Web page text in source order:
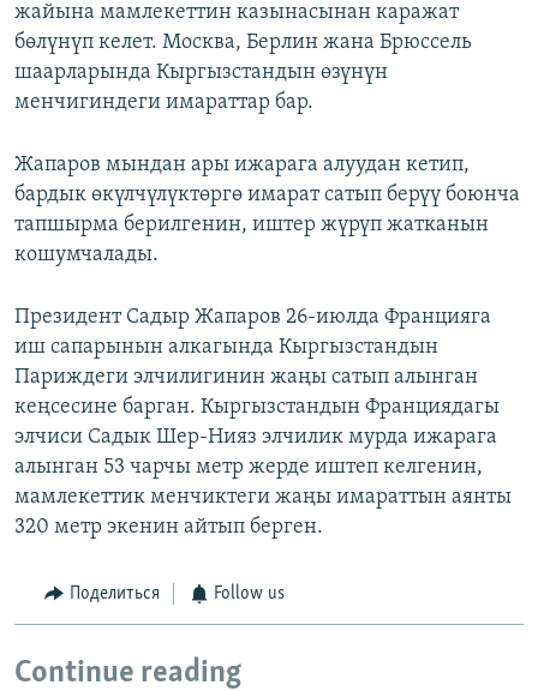
жайына мамлекеттин казынасынан каражат
бөлүнүп келет. Москва, Берлин жана Брюссель
шаарларында Кыргызстандын өзүнүн
менчигиндеги имараттар бар.
Жапаров мындан ары ижарага алуудан кетип,
бардык өкүлчүлүктөргө имарат сатып берүү боюнча
тапшырма берилгенин, иштер жүрүп жатканын
кошумчалады.
Президент Садыр Жапаров 26-июлда Францияга
иш сапарынын алкагында Кыргызстандын
Париждеги элчилигинин жаңы сатып алынган
кеңсесине барган. Кыргызстандын Франциядагы
элчиси Садык Шер-Нияз элчилик мурда ижарага
алынган 53 чарчы метр жерде иштеп келгенин,
мамлекеттик менчиктеги жаңы имараттын аянты
320 метр экенин айтып берген.
Поделиться Follow us
Continue reading